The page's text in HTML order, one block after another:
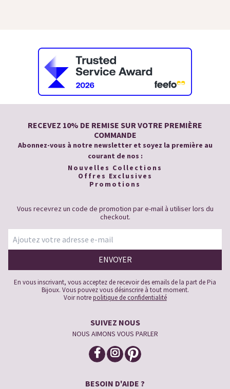
RECEVEZ 10% DE REMISE SUR VOTRE PREMIÈRE
COMMANDE
Abonnez-vous à notre newsletter et soyez la première au
courant de nos :
Nouvelles Collections
Offres Exclusives
Promotions
Vous recevrez un code de promotion par e-mail à utiliser lors du
checkout.
En vous inscrivant, vous acceptez de recevoir des emails de la part de Pia
Bijoux. Vous pouvez vous désinscrire à tout moment.
Voir notrepolitique de confidentialité
SUIVEZ NOUS
NOUS AIMONS VOUS PARLER
BESOIN D'AIDE ?